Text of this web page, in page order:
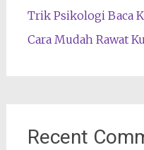
Trik Psikologi Baca
Cara Mudah Rawat
Recent